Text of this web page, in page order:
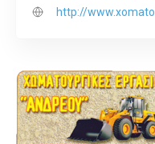
http://